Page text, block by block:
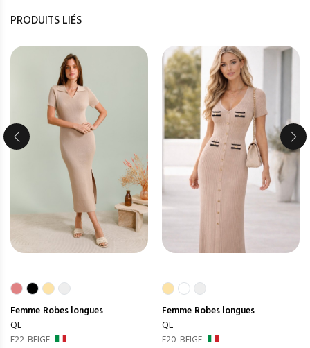
PRODUITS LIÉS
Femme Robes longues
QL
F22-BEIGE
Femme Robes longues
QL
F20-BEIGE